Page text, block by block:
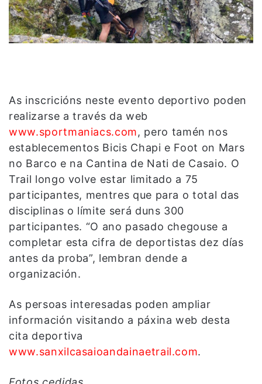
As inscricións neste evento deportivo poden
realizarse a través da web
www.sportmaniacs.com, pero tamén nos
establecementos Bicis Chapi e Foot on Mars
no Barco e na Cantina de Nati de Casaio. O
Trail longo volve estar limitado a 75
participantes, mentres que para o total das
disciplinas o límite será duns 300
participantes. “O ano pasado chegouse a
completar esta cifra de deportistas dez días
antes da proba”, lembran dende a
organización.
As persoas interesadas poden ampliar
información visitando a páxina web desta
cita deportiva
www.sanxilcasaioandainaetrail.com.